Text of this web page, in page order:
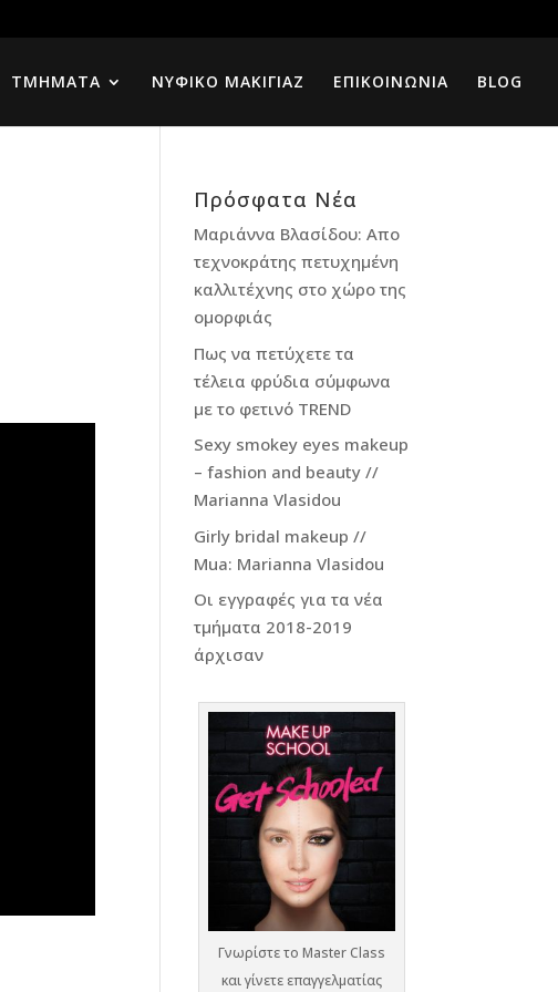
ΤΜΗΜΑΤΑ ΝΥΦΙΚΟ ΜΑΚΙΓΙΑΖ ΕΠΙΚΟΙΝΩΝΙΑ BLOG
Πρόσφατα Νέα
Μαριάννα Βλασίδου: Απο
τεχνοκράτης πετυχημένη
καλλιτέχνης στο χώρο της
ομορφιάς
Πως να πετύχετε τα
τέλεια φρύδια σύμφωνα
με το φετινό TREND
Sexy smokey eyes makeup
– fashion and beauty //
Marianna Vlasidou
Girly bridal makeup //
Mua: Marianna Vlasidou
Οι εγγραφές για τα νέα
τμήματα 2018-2019
άρχισαν
Γνωρίστε το Master Class
και γίνετε επαγγελματίας